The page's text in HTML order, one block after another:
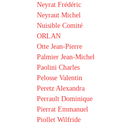
Neyrat Frédéric
Neyraut Michel
Nuisible Comité
ORLAN
Otte Jean-Pierre
Palmier Jean-Michel
Paolini Charles
Pelosse Valentin
Peretz Alexandra
Perrault Dominique
Pierrat Emmanuel
Piollet Wilfride